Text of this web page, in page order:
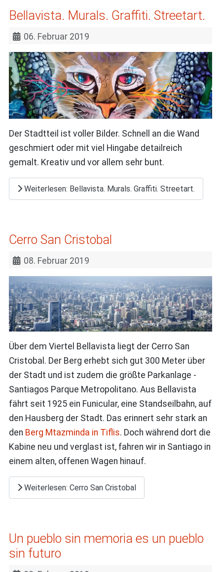
Bellavista. Murals. Graffiti. Streetart.
06. Februar 2019
Der Stadtteil ist voller Bilder. Schnell an die Wand
geschmiert oder mit viel Hingabe detailreich
gemalt. Kreativ und vor allem sehr bunt.
Weiterlesen: Bellavista. Murals. Graffiti. Streetart.
Cerro San Cristobal
08. Februar 2019
Über dem Viertel Bellavista liegt der Cerro San
Cristobal. Der Berg erhebt sich gut 300 Meter über
der Stadt und ist zudem die größte Parkanlage -
Santiagos Parque Metropolitano. Aus Bellavista
fährt seit 1925 ein Funicular, eine Standseilbahn, auf
den Hausberg der Stadt. Das erinnert sehr stark an
den Berg Mtazminda in Tiflis. Doch während dort die
Kabine neu und verglast ist, fahren wir in Santiago in
einem alten, offenen Wagen hinauf.
Weiterlesen: Cerro San Cristobal
Un pueblo sin memoria es un pueblo
sin futuro